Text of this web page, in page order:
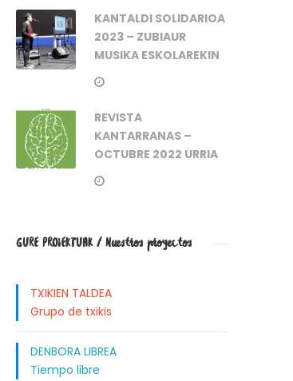
KANTALDI SOLIDARIOA
2023 – ZUBIAUR
MUSIKA ESKOLAREKIN
REVISTA
KANTARRANAS –
OCTUBRE 2022 URRIA
GURE PROIEKTUAK / Nuestros proyectos
TXIKIEN TALDEA
Grupo de txikis
DENBORA LIBREA
Tiempo libre